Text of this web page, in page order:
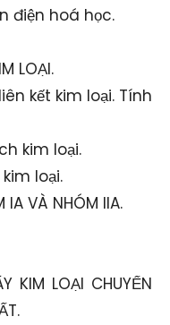
điện hoá học.
LOẠI.
kết kim loại. Tính
kim loại.
loại.
IA VÀ NHÓM IIA.
KIM LOẠI CHUYỂN